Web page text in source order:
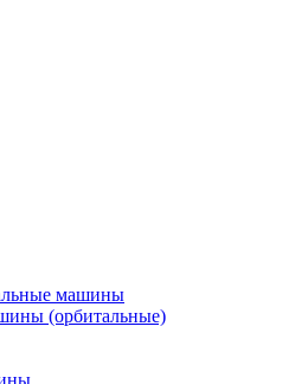
машины
(орбитальные)